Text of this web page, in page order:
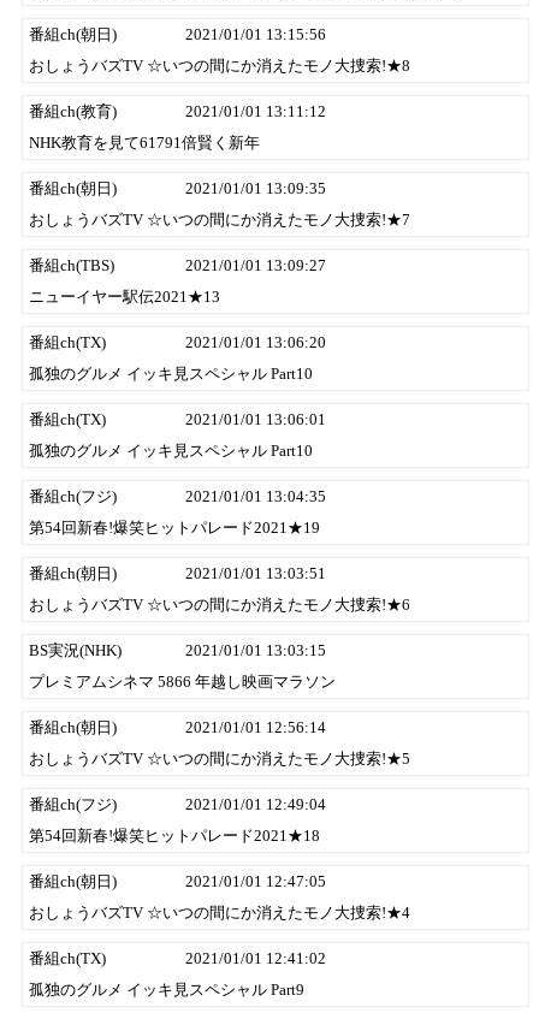
番組ch(朝日)
2021/01/01 13:15:56
おしょうバズTV ☆いつの間にか消えたモノ大捜索!★8
番組ch(教育)
2021/01/01 13:11:12
NHK教育を見て61791倍賢く新年
番組ch(朝日)
2021/01/01 13:09:35
おしょうバズTV ☆いつの間にか消えたモノ大捜索!★7
番組ch(TBS)
2021/01/01 13:09:27
ニューイヤー駅伝2021★13
番組ch(TX)
2021/01/01 13:06:20
孤独のグルメ イッキ見スペシャル Part10
番組ch(TX)
2021/01/01 13:06:01
孤独のグルメ イッキ見スペシャル Part10
番組ch(フジ)
2021/01/01 13:04:35
第54回新春!爆笑ヒットパレード2021★19
番組ch(朝日)
2021/01/01 13:03:51
おしょうバズTV ☆いつの間にか消えたモノ大捜索!★6
BS実況(NHK)
2021/01/01 13:03:15
プレミアムシネマ 5866 年越し映画マラソン
番組ch(朝日)
2021/01/01 12:56:14
おしょうバズTV ☆いつの間にか消えたモノ大捜索!★5
番組ch(フジ)
2021/01/01 12:49:04
第54回新春!爆笑ヒットパレード2021★18
番組ch(朝日)
2021/01/01 12:47:05
おしょうバズTV ☆いつの間にか消えたモノ大捜索!★4
番組ch(TX)
2021/01/01 12:41:02
孤独のグルメ イッキ見スペシャル Part9